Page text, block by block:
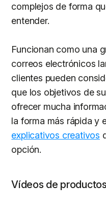
complejos de forma
entender.
Funcionan como una
correos electrónicos
clientes pueden
que los objetivos de
ofrecer mucha
la forma más rápida y
explicativos creativos
opción.
Vídeos de productos